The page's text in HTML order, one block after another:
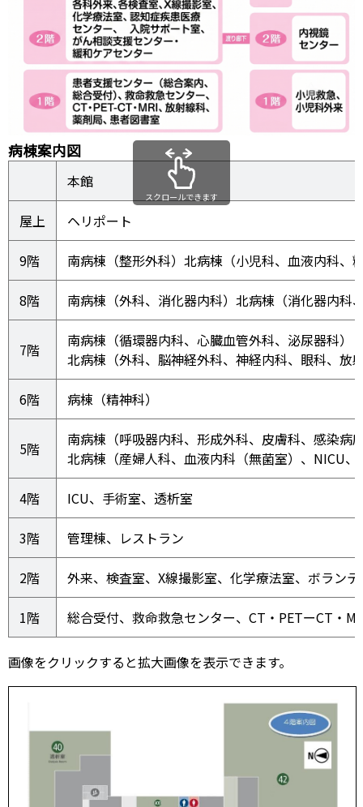
病棟案内図
本館
屋上 ヘリポート
9階 南病棟（整形外科）北病棟（小児科、血液内科、
8階 南病棟（外科、消化器内科）北病棟（消化器内科
7階
南病棟（循環器内科、心臓血管外科、泌尿器科）
北病棟（外科、脳神経外科、神経内科、眼科、放
6階 病棟（精神科）
5階
南病棟（呼吸器内科、形成外科、皮膚科、感染病
北病棟（産婦人科、血液内科（無菌室）、NICU、
4階 ICU、手術室、透析室
3階 管理棟、レストラン
2階 外来、検査室、X線撮影室、化学療法室、ボラン
1階 総合受付、救命救急センター、CT・PETーCT・
スクロールできます
画像をクリックすると拡大画像を表示できます。